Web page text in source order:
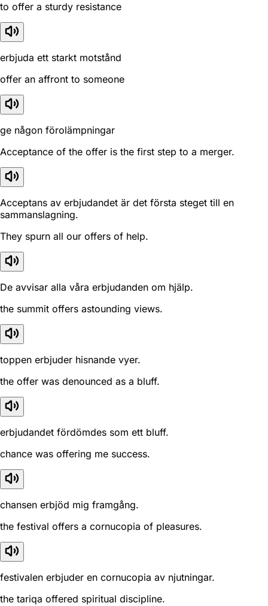
to offer a sturdy resistance
erbjuda ett starkt motstånd
offer an affront to someone
ge någon förolämpningar
Acceptance of the offer is the first step to a merger.
Acceptans av erbjudandet är det första steget till en
sammanslagning.
They spurn all our offers of help.
De avvisar alla våra erbjudanden om hjälp.
the summit offers astounding views.
toppen erbjuder hisnande vyer.
the offer was denounced as a bluff.
erbjudandet fördömdes som ett bluff.
chance was offering me success.
chansen erbjöd mig framgång.
the festival offers a cornucopia of pleasures.
festivalen erbjuder en cornucopia av njutningar.
the tariqa offered spiritual discipline.